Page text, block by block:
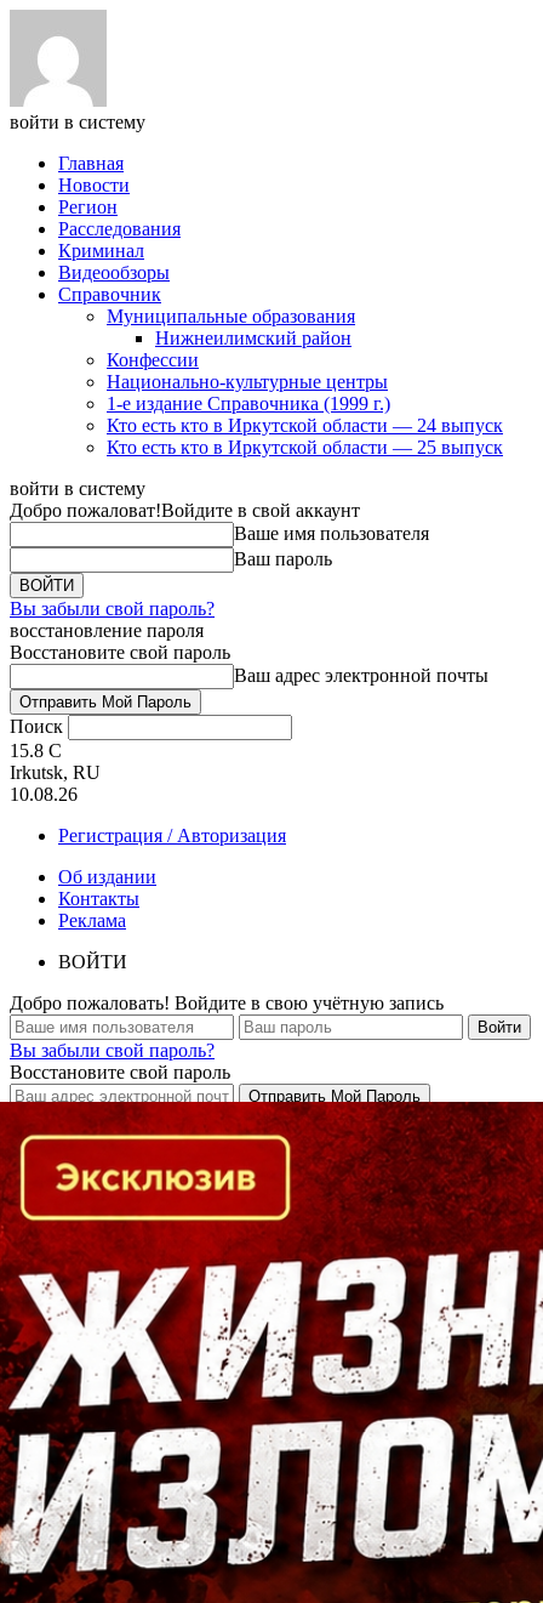
войти в систему
Главная
Новости
Регион
Расследования
Криминал
Видеообзоры
Справочник
Муниципальные образования
Нижнеилимский район
Конфессии
Национально-культурные центры
1-е издание Справочника (1999 г.)
Кто есть кто в Иркутской области — 24 выпуск
Кто есть кто в Иркутской области — 25 выпуск
войти в систему
Добро пожаловат!Войдите в свой аккаунт
Ваше имя пользователя
Ваш пароль
Вы забыли свой пароль?
восстановление пароля
Восстановите свой пароль
Ваш адрес электронной почты
Поиск
15.8 C
Irkutsk, RU
10.08.26
Регистрация / Авторизация
Об издании
Контакты
Реклама
ВОЙТИ
Добро пожаловать! Войдите в свою учётную запись
Вы забыли свой пароль?
Восстановите свой пароль
Кто есть кто в Байкальском регионе